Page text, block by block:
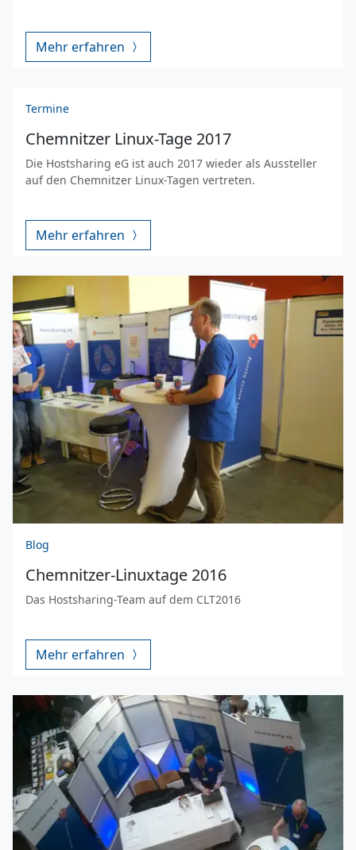
Mehr erfahren
Termine
Chemnitzer Linux-Tage 2017
Die Hostsharing eG ist auch 2017 wieder als Aussteller
auf den Chemnitzer Linux-Tagen vertreten.
Mehr erfahren
Blog
Chemnitzer-Linuxtage 2016
Das Hostsharing-Team auf dem CLT2016
Mehr erfahren